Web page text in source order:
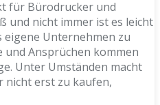
für Bürodrucker und
und nicht immer ist es leicht
eigene Unternehmen zu
und Ansprüchen kommen
Unter Umständen macht
nicht erst zu kaufen,